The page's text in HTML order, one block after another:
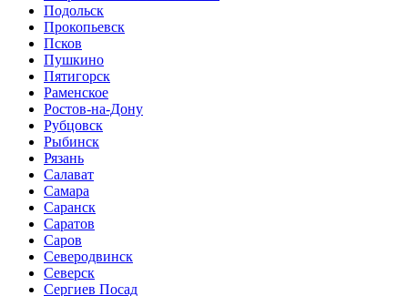
Подольск
Прокопьевск
Псков
Пушкино
Пятигорск
Раменское
Ростов-на-Дону
Рубцовск
Рыбинск
Рязань
Салават
Самара
Саранск
Саратов
Саров
Северодвинск
Северск
Сергиев Посад